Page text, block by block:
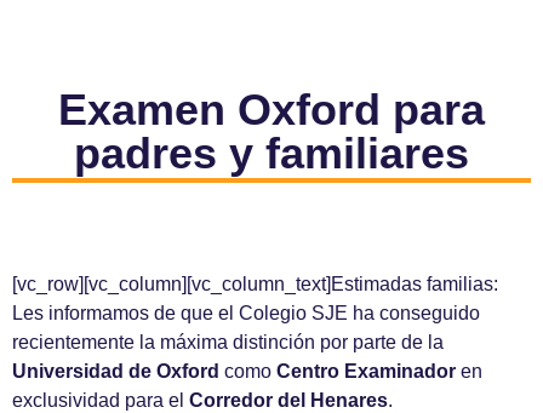
Examen Oxford para
padres y familiares
[vc_row][vc_column][vc_column_text]Estimadas familias:
Les informamos de que el Colegio SJE ha conseguido
recientemente la máxima distinción por parte de la
Universidad de Oxford como Centro Examinador en
exclusividad para el Corredor del Henares.